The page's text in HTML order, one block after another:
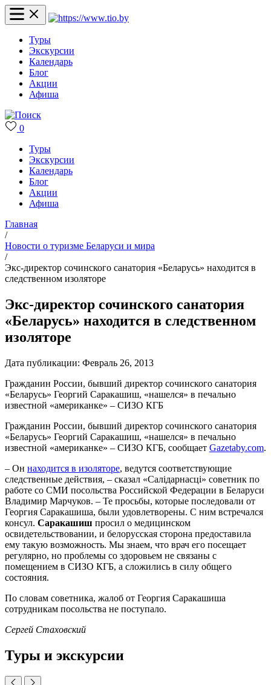
Туры
Экскурсии
Календарь
Блог
Акции
Афиша
0
Туры
Экскурсии
Календарь
Блог
Акции
Афиша
Главная
/
Новости о туризме Беларуси и мира
/
Экс-директор сочинского санатория «Беларусь» находится в
следственном изоляторе
Экс-директор сочинского санатория
«Беларусь» находится в следственном
изоляторе
Дата публикации: Февраль 26, 2013
Гражданин России, бывший директор сочинского санатория
«Беларусь» Георгий Саракашиш, «нашелся» в печально
известной «американке» – СИЗО КГБ
Гражданин России, бывший директор сочинского санатория
«Беларусь» Георгий Саракашиш, «нашелся» в печально
известной «американке» – СИЗО КГБ, сообщает Gazetaby.com.
– Он находится в изоляторе, ведутся соответствующие
следственные действия, – cказал «Салідарнасці» советник по
работе со СМИ посольства Российской Федерации в Беларуси
Владимир Марчуков. – Те просьбы, которые последовали от
Георгия Саракашиша, были удовлетворены. С ним встречался
консул. Саракашиш просил о медицинском
освидетельствовании, и белорусская сторона предоставила
ему такую возможность. Мы знаем, что врач его посещает
регулярно, но проблемы со здоровьем не связаны с
помещением в СИЗО КГБ, а сложились в силу общего
состояния.
По словам советника, жалоб от Георгия Саракашиша
сотрудникам посольства не поступало.
Сергей Стаховский
Туры и экскурсии